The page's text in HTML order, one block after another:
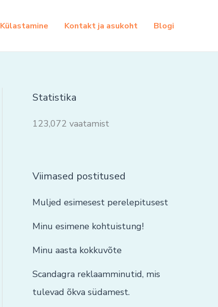
Külastamine Kontakt ja asukoht Blogi
Statistika
123,072 vaatamist
Viimased postitused
Muljed esimesest perelepitusest
Minu esimene kohtuistung!
Minu aasta kokkuvõte
Scandagra reklaamminutid, mis
tulevad õkva südamest.